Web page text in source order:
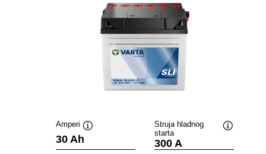
Amperi
30 Ah
Struja hladnog
starta
300 A